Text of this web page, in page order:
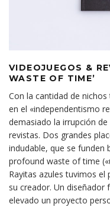
VIDEOJUEGOS &
WASTE OF TIME’
Con la cantidad de
en el «independentismo
demasiado la irrupción de
revistas. Dos grandes
indudable, que se funden
profound waste of time
Rayitas azules tuvimos el
su creador. Un
elevado un proyecto